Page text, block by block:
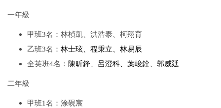
一年級
甲班3名：林楨凱、洪浩泰、柯翔育
乙班3名： 林士玹、 程秉立、 林易辰
全英班4名： 陳昕鋒、 呂澄科、 葉峻銓 郭威廷
二年級
甲班1名：涂硯宸